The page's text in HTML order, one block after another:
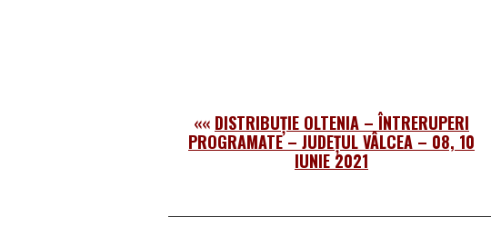
«« DISTRIBUȚIE OLTENIA – ÎNTRERUPERI
PROGRAMATE – JUDEȚUL VÂLCEA – 08, 10
IUNIE 2021